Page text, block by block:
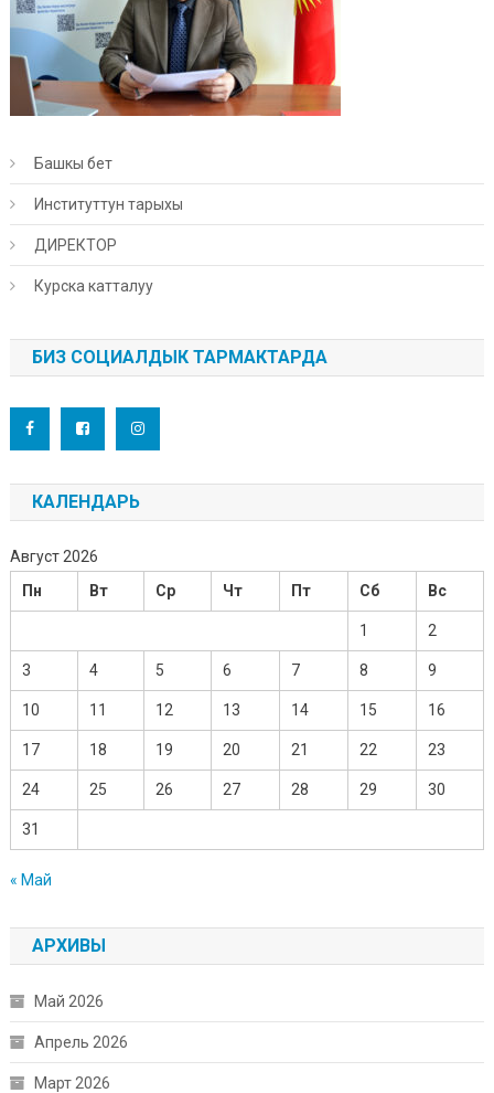
Башкы бет
Институттун тарыхы
ДИРЕКТОР
Курска катталуу
БИЗ СОЦИАЛДЫК ТАРМАКТАРДА
КАЛЕНДАРЬ
Август 2026
Пн
Вт Ср Чт Пт Сб Вс
1 2
3 4 5 6 7 8 9
10 11 12 13 14 15 16
17 18 19 20 21 22 23
24 25 26 27 28 29 30
31
« Май
АРХИВЫ
Май 2026
Апрель 2026
Март 2026